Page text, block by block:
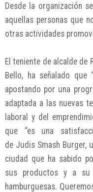
Desde la organización
aquellas personas que
otras actividades
El teniente de alcalde de
Bello, ha señalado que
apostando por una
adaptada a las nuevas
laboral y del
que “es una
de Judis Smash Burger,
ciudad que ha sabido
sus productos y a su
hamburguesas.